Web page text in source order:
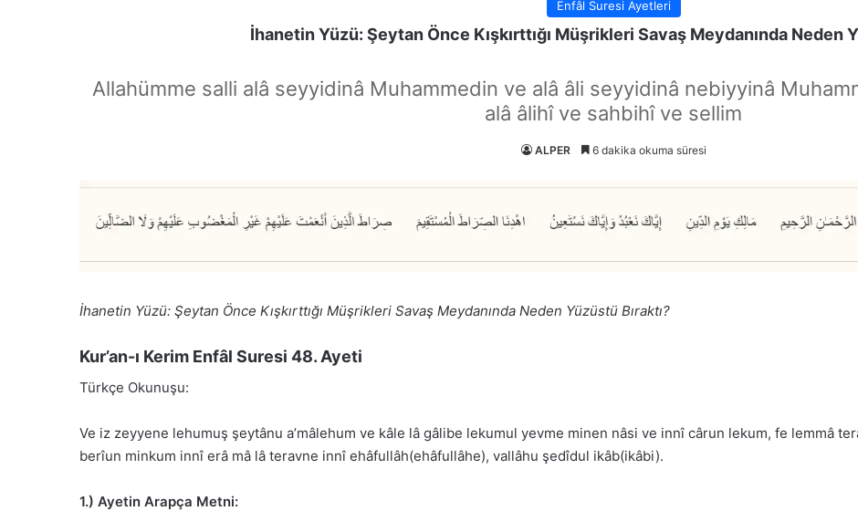
Enfâl Suresi Ayetleri
İhanetin Yüzü: Şeytan Önce Kışkırttığı Müşrikleri Savaş Meydanında Neden
Allahümme salli alâ seyyidinâ Muhammedin ve alâ âli seyyidinâ nebiyyinâ
alâ âlihî ve sahbihî ve sellim
ALPER 6 dakika okuma süresi
İhanetin Yüzü: Şeytan Önce Kışkırttığı Müşrikleri Savaş Meydanında Neden Yüzüstü Bıraktı?
Kur’an-ı Kerim Enfâl Suresi 48. Ayeti
Türkçe Okunuşu:
Ve iz zeyyene lehumuş şeytânu a’mâlehum ve kâle lâ gâlibe lekumul yevme minen nâsi ve innî cârun lekum, fe lemmâ
berîun minkum innî erâ mâ lâ teravne innî ehâfullâh(ehâfullâhe), vallâhu şedîdul ikâb(ikâbi).
1.) Ayetin Arapça Metni: